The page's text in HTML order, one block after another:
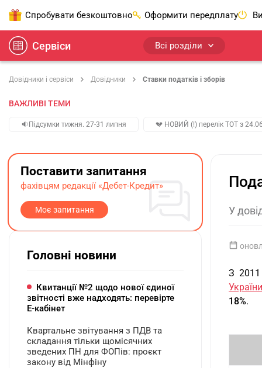
Спробувати безкоштовно Оформити передплату
Сервіси Всі розділи
Довідники і сервіси Довідники Ставки податків і зборів
ВАЖЛИВІ ТЕМИ
🔉Підсумки тижня. 27-31 липня 💔 НОВИЙ (!) перелік ТОТ з
У
З 2011
18%.
Поставити запитання
фахівцям редакції «Дебет-Кредит»
Моє запитання
Головні новини
Квитанції №2 щодо нової єдиної
звітності вже надходять: перевірте
Е-кабінет
Квартальне звітування з ПДВ та
складання тільки щомісячних
зведених ПН для ФОПів: проєкт
закону від Мінфіну